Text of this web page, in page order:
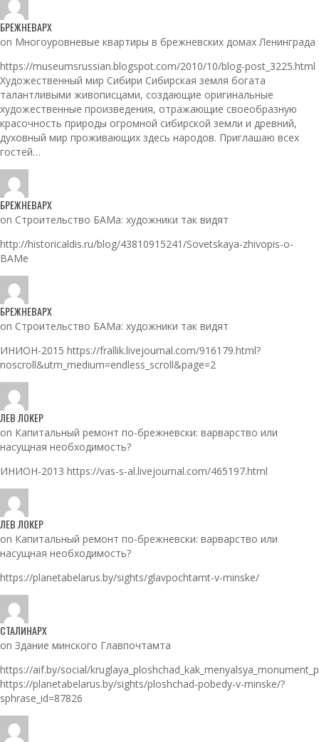
БРЕЖНЕВАРХ
on Многоуровневые квартиры в брежневских домах Ленинграда
https://museumsrussian.blogspot.com/2010/10/blog-post_3225.html
Художественный мир Сибири Сибирская земля богата
талантливыми живописцами, создающие оригинальные
художественные произведения, отражающие своеобразную
красочность природы огромной сибирской земли и древний,
духовный мир проживающих здесь народов. Приглашаю всех
гостей…
БРЕЖНЕВАРХ
on Строительство БАМа: художники так видят
http://historicaldis.ru/blog/43810915241/Sovetskaya-zhivopis-o-
BAMe
БРЕЖНЕВАРХ
on Строительство БАМа: художники так видят
ИНИОН-2015 https://frallik.livejournal.com/916179.html?
noscroll&utm_medium=endless_scroll&page=2
ЛЕВ ЛОКЕР
on Капитальный ремонт по-брежневски: варварство или
насущная необходимость?
ИНИОН-2013 https://vas-s-al.livejournal.com/465197.html
ЛЕВ ЛОКЕР
on Капитальный ремонт по-брежневски: варварство или
насущная необходимость?
https://planetabelarus.by/sights/glavpochtamt-v-minske/
СТАЛИНАРХ
on Здание минского Главпочтамта
https://aif.by/social/
https://planetabelarus.by/sights/ploshchad-pobedy-v-minske/?
sphrase_id=87826